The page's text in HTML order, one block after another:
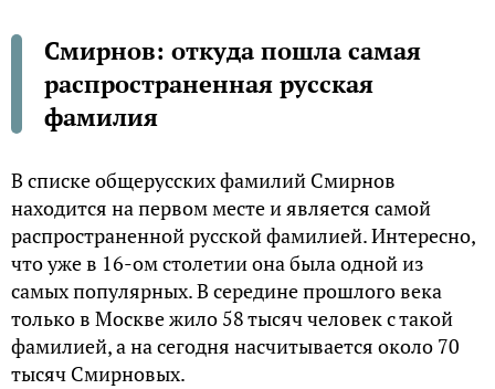
Смирнов: откуда пошла самая
распространенная русская
фамилия
В списке общерусских фамилий Смирнов
находится на первом месте и является самой
распространенной русской фамилией. Интересно,
что уже в 16-ом столетии она была одной из
самых популярных. В середине прошлого века
только в Москве жило 58 тысяч человек с такой
фамилией, а на сегодня насчитывается около 70
тысяч Смирновых.